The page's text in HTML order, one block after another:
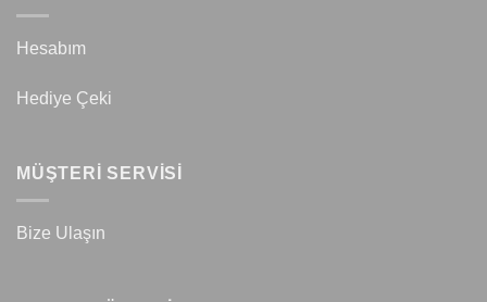
Hesabım
Hediye Çeki
MÜŞTERİ SERVİSİ
Bize Ulaşın